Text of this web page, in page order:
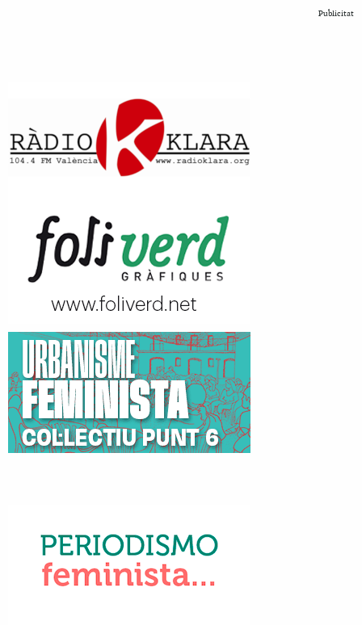
Publicitat